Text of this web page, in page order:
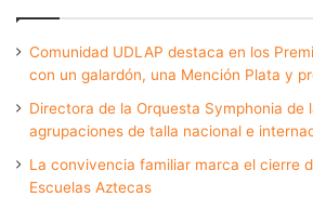
Comunidad UDLAP destaca en los
con un galardón, una Mención Plata y
Directora de la Orquesta Symphonia de
agrupaciones de talla nacional e
La convivencia familiar marca el cierre
Escuelas Aztecas